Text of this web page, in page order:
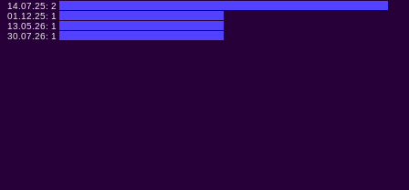
14.07.25: 2
01.12.25: 1
13.05.26: 1
30.07.26: 1